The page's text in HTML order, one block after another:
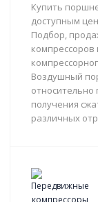
Купить
доступным
Подбор,
компрессоров
Воздушный
относительно
получения
различных